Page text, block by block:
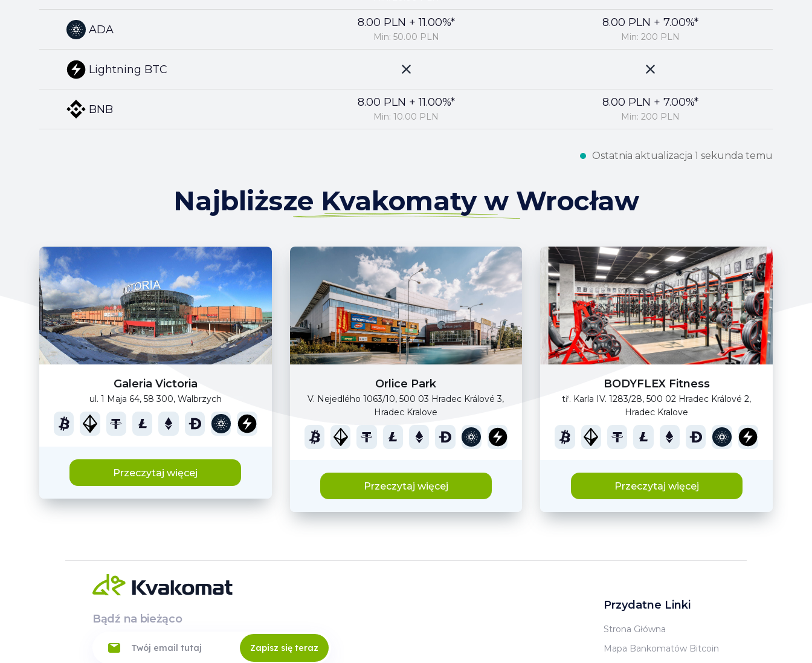
ADA
Lightning BTC
BNB
8.00 PLN + 11.00%*
Min: 50.00 PLN
8.00 PLN + 11.00%*
Min: 10.00 PLN
8.00 PLN + 7.00%*
Min: 200 PLN
8.00 PLN + 7.00%*
Min: 200 PLN
Ostatnia aktualizacja 1 sekunda temu
Najbliższe Kvakomaty w Wrocław
Galeria Victoria
ul. 1 Maja 64, 58 300, Walbrzych
Przeczytaj więcej
Orlice Park
V. Nejedlého 1063/10, 500 03 Hradec Králové 3,
Hradec Kralove
Przeczytaj więcej
BODYFLEX Fitness
tř. Karla IV. 1283/28, 500 02 Hradec Králové 2,
Hradec Kralove
Przeczytaj więcej
Bądź na bieżąco
Zapisz się teraz
Przydatne Linki
Strona Główna
Mapa Bankomatów Bitcoin